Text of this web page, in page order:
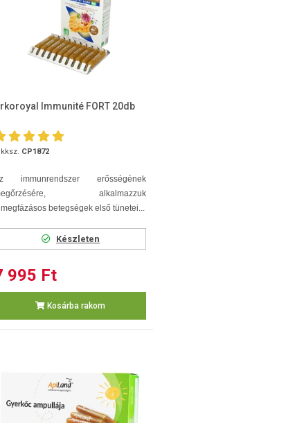
Immunité FORT 20db
CP1872
immunrendszer erősségének
alkalmazzuk
betegségek első tünetei...
Készleten
995 Ft
Kosárba rakom